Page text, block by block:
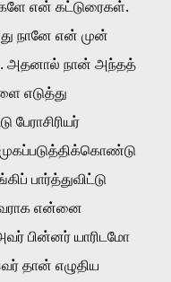
என் கட்டுரைகள்.
நானே என் முன்
அதனால் நான் அந்தத்
எடுத்து
பார்த்துவிட்டு
என்னை
பின்னர் யாரிடமோ
தான் எழுதிய